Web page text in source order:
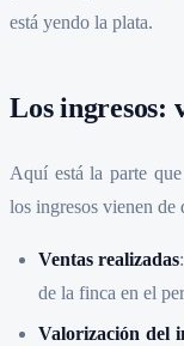
está yendo la plata.
Los ingresos:
Aquí está la parte
los ingresos vienen de
Ventas realizadas
de la finca en el
Valorización del